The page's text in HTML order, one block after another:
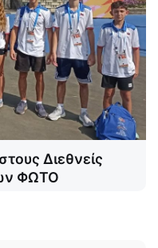
Διεθνείς
ΦΩΤΟ